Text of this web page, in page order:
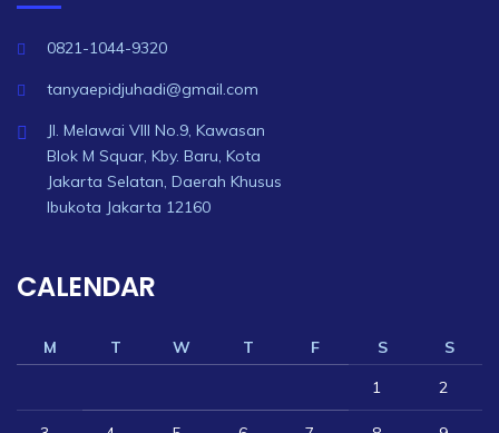
0821-1044-9320
tanyaepidjuhadi@gmail.com
Jl. Melawai VIII No.9, Kawasan
Blok M Squar, Kby. Baru, Kota
Jakarta Selatan, Daerah Khusus
Ibukota Jakarta 12160
CALENDAR
M T W T F S
S
1
2